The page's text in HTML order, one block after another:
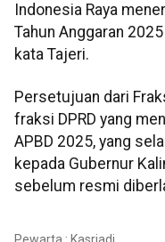
Indonesia Raya
Tahun Anggaran
kata Tajeri.
Persetujuan dari
fraksi DPRD yang
APBD 2025, yang
kepada Gubernur
sebelum resmi